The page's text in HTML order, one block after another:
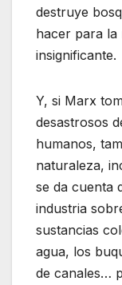
destruye
hacer para la
insignificante.
Y, si Marx
desastrosos
humanos,
naturaleza,
se da cuenta
industria
sustancias
agua, los
de canales…